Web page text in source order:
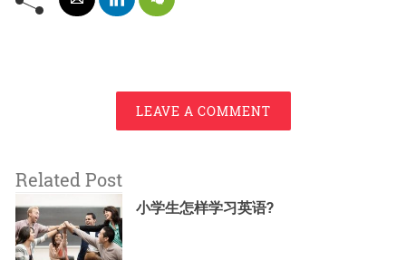
LEAVE A COMMENT
Related Post
小学生怎样学习英语?